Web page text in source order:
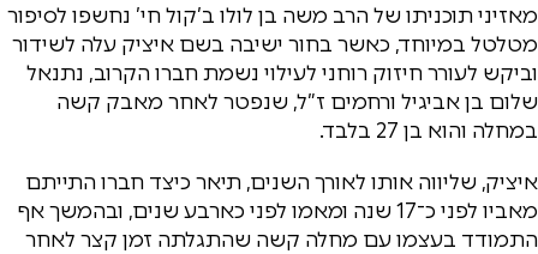
מאזיני תוכניתו של הרב משה בן לולו ב’קול חי’ נחשפו לסיפור
מטלטל במיוחד, כאשר בחור ישיבה בשם איציק עלה לשידור
וביקש לעורר חיזוק רוחני לעילוי נשמת חברו הקרוב, נתנאל
שלום בן אביגיל ורחמים ז”ל, שנפטר לאחר מאבק קשה
במחלה והוא בן 27 בלבד.
איציק, שליווה אותו לאורך השנים, תיאר כיצד חברו התייתם
מאביו לפני כ־17 שנה ומאמו לפני כארבע שנים, ובהמשך אף
התמודד בעצמו עם מחלה קשה שהתגלתה זמן קצר לאחר